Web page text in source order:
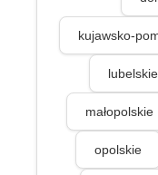
kujawsko-
lubelskie
małopolskie
opolskie